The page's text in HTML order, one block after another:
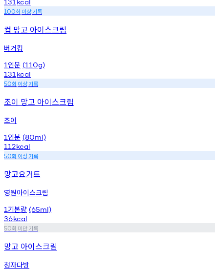
100회 이상기록
컵 망고 아이스크림
버거킹
1 인분 (110g)
131 kcal
50회 이상기록
조이 망고 아이스크림
조이
1 인분 (80ml)
112kcal
50회 이상기록
망고요거트
영원아이스크림
1 기본량 (65ml)
36kcal
50회 미만기록
망고 아이스크림
청자다방